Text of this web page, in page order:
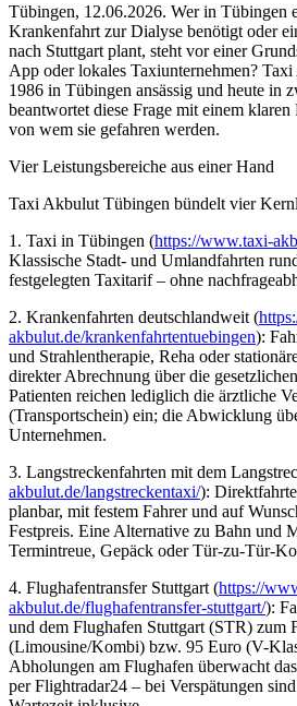
Tübingen, 12.06.2026. Wer in Tübingen
Krankenfahrt zur Dialyse benötigt oder
nach Stuttgart plant, steht vor einer
App oder lokales Taxiunternehmen?
1986 in Tübingen ansässig und heute in
beantwortet diese Frage mit einem
von wem sie gefahren werden.
Vier Leistungsbereiche aus einer Hand
Taxi Akbulut Tübingen bündelt vier
1. Taxi in Tübingen (https://www.taxi-
Klassische Stadt- und Umlandfahrten
festgelegten Taxitarif – ohne
2. Krankenfahrten deutschlandweit (
akbulut.de/krankenfahrtentuebingen):
und Strahlentherapie, Reha oder
direkter Abrechnung über die
Patienten reichen lediglich die ärztliche
(Transportschein) ein; die Abwicklung
Unternehmen.
3. Langstreckenfahrten mit dem
akbulut.de/langstreckentaxi/):
planbar, mit festem Fahrer und auf
Festpreis. Eine Alternative zu Bahn und
Termintreue, Gepäck oder Tür-zu-Tür-
4. Flughafentransfer Stuttgart (https://
akbulut.de/flughafentransfer-stuttgart/):
und dem Flughafen Stuttgart (STR) zum
(Limousine/Kombi) bzw. 95 Euro (V-
Abholungen am Flughafen überwacht
per Flightradar24 – bei Verspätungen